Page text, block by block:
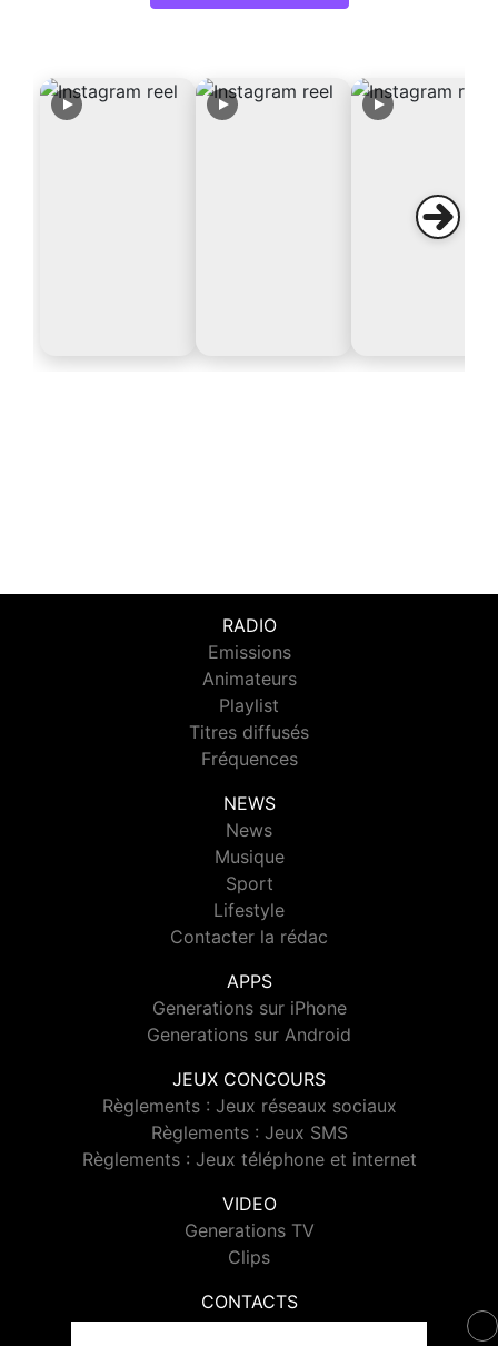
RADIO
Emissions
Animateurs
Playlist
Titres diffusés
Fréquences
NEWS
News
Musique
Sport
Lifestyle
Contacter la rédac
APPS
Generations sur iPhone
Generations sur Android
JEUX CONCOURS
Règlements : Jeux réseaux sociaux
Règlements : Jeux SMS
Règlements : Jeux téléphone et internet
VIDEO
Generations TV
Clips
CONTACTS
Contacter Generations